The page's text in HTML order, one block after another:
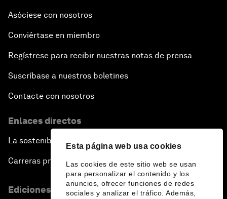
Esta página web usa cookies
Las cookies de este sitio web se usan
para personalizar el contenido y los
anuncios, ofrecer funciones de redes
sociales y analizar el tráfico. Además,
Asóciese con nosotros
Conviértase en miembro
Regístrese para recibir nuestras notas de prensa
Suscríbase a nuestros boletines
Contacte con nosotros
Enlaces directos
La sostenibilidad en el Foro
Carreras profesionales
Ediciones en otros idiomas